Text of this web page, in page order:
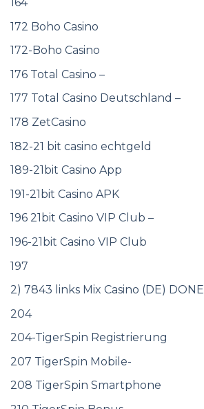
172 Boho Casino
172-Boho Casino
176 Total Casino –
177 Total Casino Deutschland –
178 ZetCasino
182-21 bit casino echtgeld
189-21bit Casino App
191-21bit Casino APK
196 21bit Casino VIP Club –
196-21bit Casino VIP Club
197
2) 7843 links Mix Casino (DE) DONE
204
204-TigerSpin Registrierung
207 TigerSpin Mobile-
208 TigerSpin Smartphone